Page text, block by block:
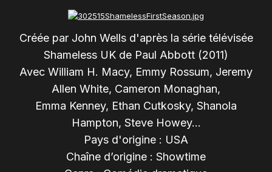
Créée par John Wells d'après la série télévisée
Shameless UK de Paul Abbott (2011)
Avec William H. Macy, Emmy Rossum, Jeremy
Allen White, Cameron Monaghan,
Emma Kenney, Ethan Cutkosky, Shanola
Hampton, Steve Howey...
Pays d'origine : USA
Chaîne d’origine : Showtime